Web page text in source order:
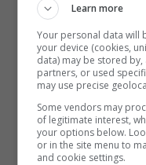
Turizmi Në Shqipëri
Learn more
Your personal data will
your device (cookies,
data) may be stored
partners, or used
may use precise
Some vendors may
of legitimate interest,
your options below.
or in the site menu to
and cookie settings.